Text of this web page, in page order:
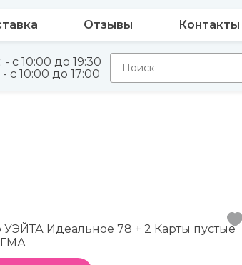
Отзывы Контакты
- с 10:00 до 19:30
с 10:00 до 17:00
УЭЙТА Идеальное 78 + 2 Карты пустые